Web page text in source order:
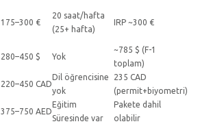
175–300 €
20 saat/hafta
(25+ hafta)
IRP ~300 €
280–450 $ Yok
~785 $ (F-1
toplam)
220–450 CAD
Dil öğrencisine
yok
235 CAD
(permit+biyometri)
375–750 AED
Eğitim
Süresinde var
Pakete dahil
olabilir